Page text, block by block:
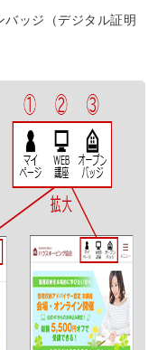
ッジ（デジタル証明